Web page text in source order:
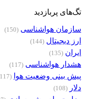
تگ‌های پربازدید
سازمان هواشناسی (150)
ارز دیجیتال (144)
ایران (135)
هشدار هواشناسی (117)
پیش بینی وضعیت هوا (117)
دلار (108)